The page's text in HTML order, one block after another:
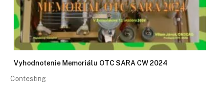
Vyhodnotenie Memoriálu OTC SARA CW 2024
Contesting